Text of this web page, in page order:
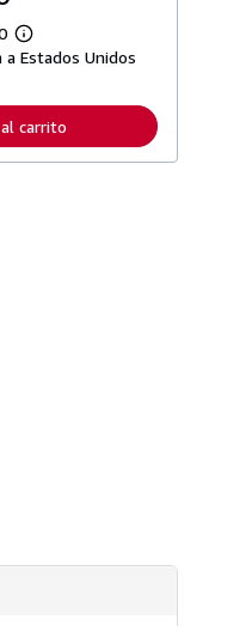
M
á
f
o
r
d
a Estados Unidos
carrito